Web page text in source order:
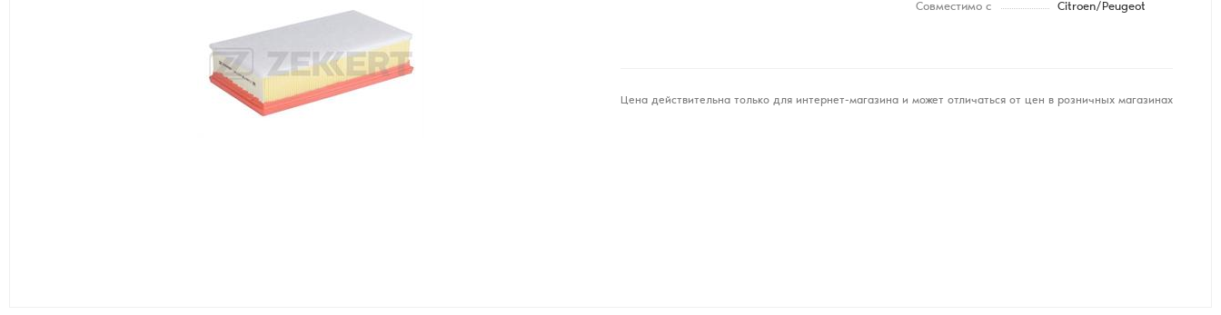
Совместимо с Citroen/Peugeot
Цена действительна только для интернет-магазина и может отличаться от цен в розничных магазинах